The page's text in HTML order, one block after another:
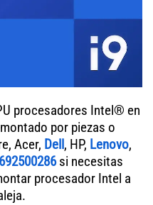
procesadores Intel® en
por piezas o
Acer, Dell, HP, Lenovo,
692500286si necesitas
procesador Intel a